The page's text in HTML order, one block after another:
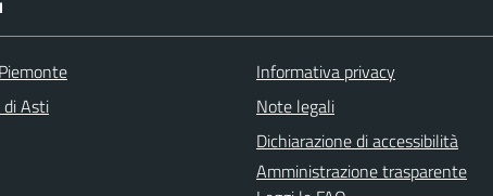
di Asti
Informativa privacy
Note legali
Dichiarazione di accessibilità
Amministrazione trasparente